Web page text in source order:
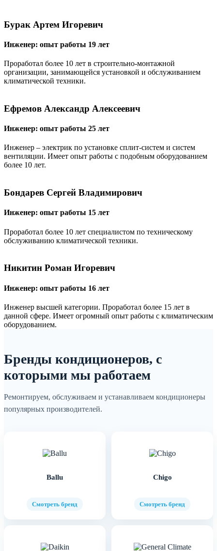
Бурак Артем Игоревич
Инженер: опыт работы 19 лет
Проработал более 10 лет в строительно-монтажной
организации, занимающейся установкой и обслуживанием
климатической техники.
Ефремов Александр Алексеевич
Инженер: опыт работы 25 лет
Инженер – электрик по установке сплит-систем и систем
вентиляции. Имеет опыт работы с подобным оборудованием
более 10 лет.
Бондарев Сергей Владимирович
Инженер: опыт работы 15 лет
Проработал более 10 лет специалистом по техническому
обслуживанию климатической техники.
Никитин Роман Игоревич
Инженер: опыт работы 16 лет
Инженер высшей категории. Проработал более 15 лет в
данной сфере. Имеет огромный опыт работы с климатическим
оборудованием.
Бренды кондиционеров, с
которыми мы работаем
Ремонтируем, обслуживаем и устанавливаем кондиционеры
популярных производителей.
Ballu
Смотреть бренд
Chigo
Смотреть бренд